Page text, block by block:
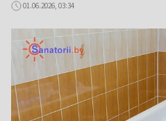
01.06.2026, 03:34